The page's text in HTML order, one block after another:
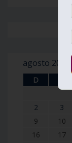
agosto 2026
D
2
3
9
10
16
17